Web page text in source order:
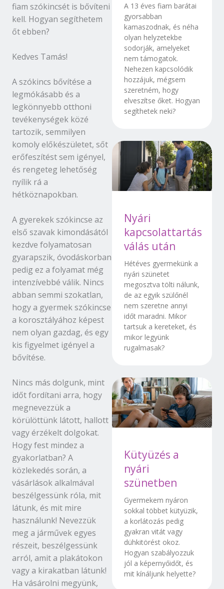
fiam szókincsét is bővíteni
kell. Hogyan segíthetem
őt ebben?
Kedves Tamás!
A szókincs bővítése a
legmókásabb és a
legkönnyebb otthoni
tevékenységek közé
tartozik, semmilyen
komoly előkészületet, sőt
erőfeszítést sem igényel,
és rengeteg lehetőség
nyílik rá a
hétköznapokban.
A gyerekek szókincse az
első szavak kimondásától
kezdve folyamatosan
gyarapszik, óvodáskorban
pedig ez a folyamat még
intenzívebbé válik. Nincs
abban semmi szokatlan,
hogy a gyermek szókincse
a korosztályához képest
nem olyan gazdag, és egy
kis figyelmet igényel a
bővítése.
Nincs más dolgunk, mint
időt fordítani arra, hogy
megnevezzük a
körülöttünk látott, hallott
vagy érzékelt dolgokat.
Hogy fest mindez a
gyakorlatban? A
közlekedés során, a
vásárlások alkalmával
beszélgessünk róla, mit
látunk, és mit mire
használunk! Nevezzük
meg a járművek egyes
részeit, beszélgessünk
arról, amit a plakátokon
vagy a kirakatban látunk!
Ha vásárolni megyünk,
A 13 éves fiam barátai
gyorsabban
kamaszodnak, és néha
olyan helyzetekbe
sodorják, amelyeket
nem támogatok.
Nehezen kapcsolódik
hozzájuk, mégsem
szeretném, hogy
elveszítse őket. Hogyan
segíthetek neki?
Nyári
kapcsolattartás
válás után
Hétéves gyermekünk a
nyári szünetet
megosztva tölti nálunk,
de az egyik szülőnél
nem szeretne annyi
időt maradni. Mikor
tartsuk a kereteket, és
mikor legyünk
rugalmasak?
Kütyüzés a
nyári
szünetben
Gyermekem nyáron
sokkal többet kütyüzik,
a korlátozás pedig
gyakran vitát vagy
dühkitörést okoz.
Hogyan szabályozzuk
jól a képernyőidőt, és
mit kínáljunk helyette?